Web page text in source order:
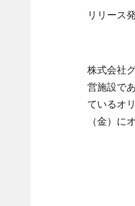
リリース
株式会社
営施設で
ているオ
（金）に